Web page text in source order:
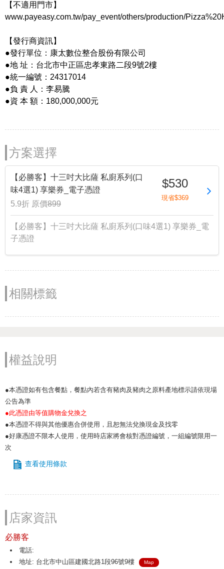
【不適用門市】
www.payeasy.com.tw/pay_event/others/production/
【發行商資訊】
●發行單位：康太數位整合股份有限公司
●地 址：台北市中正區忠孝東路二段9號2樓
●統一編號：24317014
●負 責 人：李易騰
●資 本 額：180,000,000元
方案選擇
【必勝客】十三吋大比薩 私廚系列(口
味4選1) 享樂券_電子憑證
5.9折 原價899
$530
現省$369
【必勝客】十三吋大比薩 私廚系列(口味4選1) 享樂券_電
子憑證
相關標籤
權益說明
●本憑證如有包含餐點，餐點內若含有豬肉及豬肉之原料產地標示請依現場
公告為準
●此憑證由等值購物金兌換之
●本憑證不得與其他優惠合併使用，且恕無法兌換現金及找零
●好康憑證不限本人使用，使用時店家將會核對憑證編號，一組編號限用一
次
查看使用條款
店家資訊
必勝客
電話:
地址: 台北市中山區建國北路1段96號9樓
Map